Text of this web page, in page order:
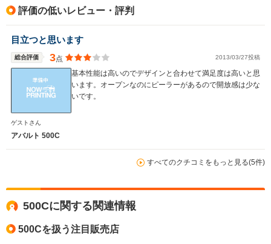
評価の低いレビュー・評判
目立つと思います
総合評価 3点 2013/03/27投稿
基本性能は高いのでデザインと合わせて満足度は高いと思
います。オープンなのにピーラーがあるので開放感は少な
いです。
ゲストさん
アバルト 500C
すべてのクチコミをもっと見る(5件)
500Cに関する関連情報
500Cを扱う注目販売店